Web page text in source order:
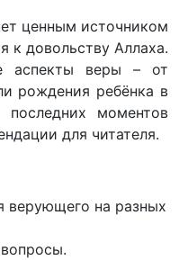
ценным источником
к довольству Аллаха.
аспекты веры – от
рождения ребёнка в
моментов
для читателя.
верующего на разных